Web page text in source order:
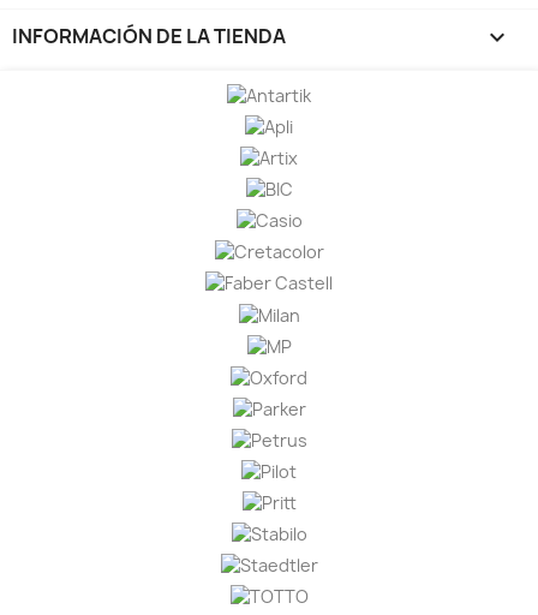
INFORMACIÓN DE LA TIENDA keyboard_arrow_down